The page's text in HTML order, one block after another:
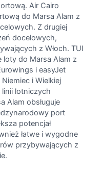
Air Cairo
do Marsa Alam z
Z drugiej
docelowych,
z Włoch. TUI
loty do Marsa Alam z
i easyJet
i Wielkiej
linii lotniczych
Alam obsługuje
port
potencjał
łatwe i wygodne
przybywających z